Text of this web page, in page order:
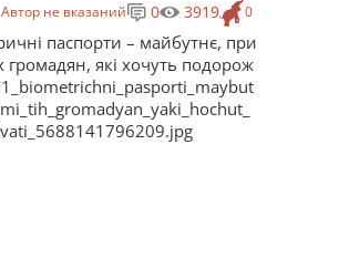
Автор не вказаний 0
0 3919